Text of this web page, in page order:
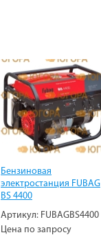
Бензиновая
электростанция FUBAG
BS 4400
Артикул: FUBAGBS4400
Цена по запросу